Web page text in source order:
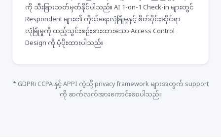
ကို သီးခြားသတ်မှတ်နိုင်ပါသည်။ AI 1-on-1 Check-in များတွင်
Respondent များ၏ ကိုယ်ရေးလုံခြုံမှုနှင့် စိတ်ပိုင်းဆိုင်ရာ
လုံခြုံမှုကို ထည့်သွင်းစဉ်းစားထားသော Access Control
Design ကို ပံ့ပိုးထားပါသည်။
* GDPR၊ CCPA နှင့် APPI ကဲ့သို့ privacy framework များအတွက် support
ကို ဆက်လက်အားကောင်းစေပါသည်။